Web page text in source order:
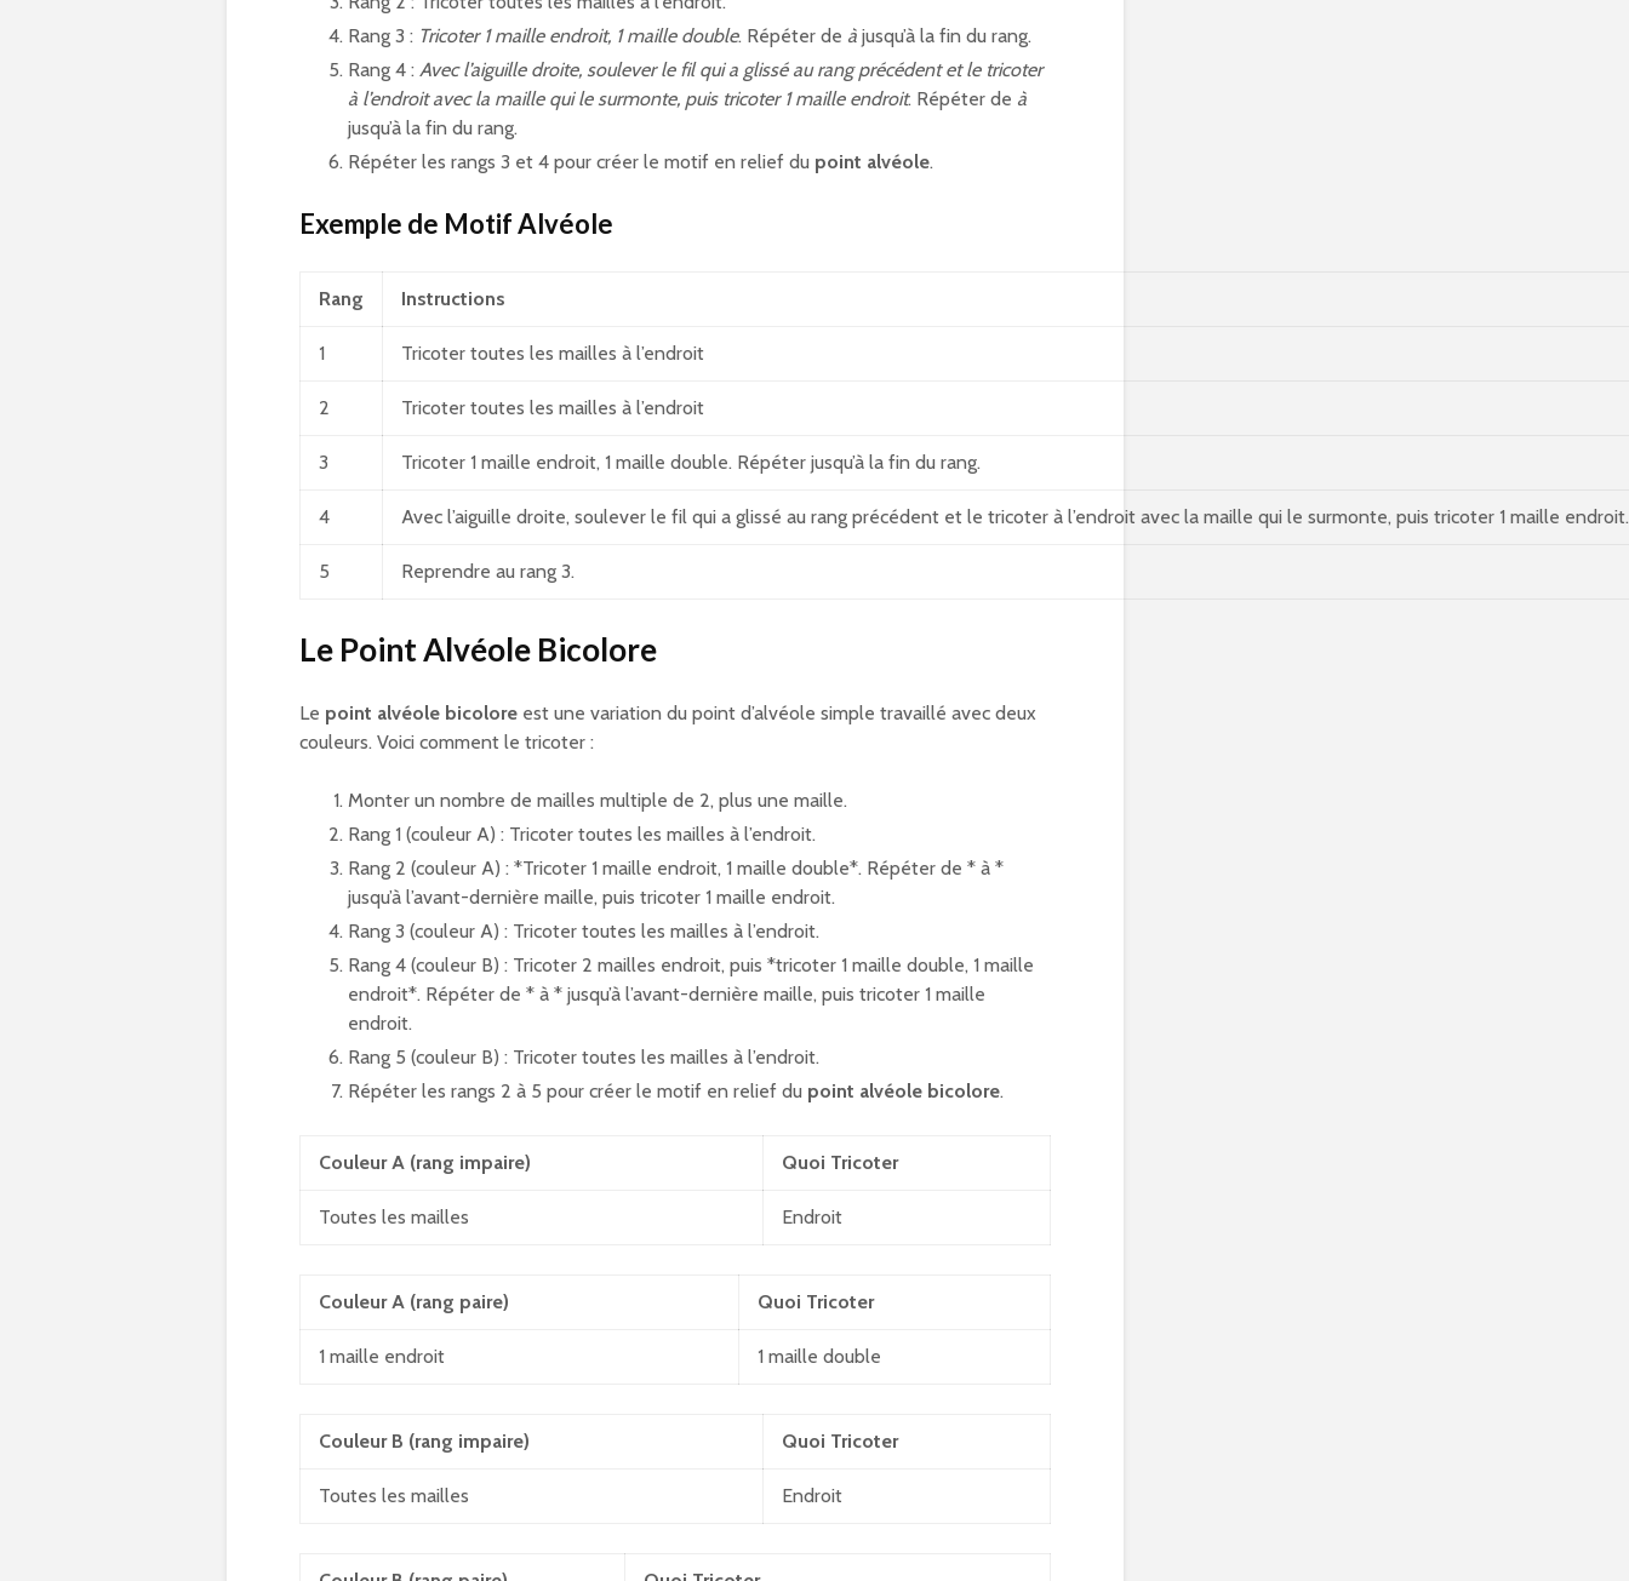
Rang 3 : Tricoter 1 maille endroit, 1 maille double. Répéter de à jusqu’à la fin du rang.
Rang 4 : Avec l’aiguille droite, soulever le fil qui a glissé au rang précédent et le tricoter
à l’endroit avec la maille qui le surmonte, puis tricoter 1 maille endroit. Répéter de à
jusqu’à la fin du rang.
Répéter les rangs 3 et 4 pour créer le motif en relief du point alvéole.
Exemple de Motif Alvéole
Rang Instructions
1 Tricoter toutes les mailles à l’endroit
2 Tricoter toutes les mailles à l’endroit
3 Tricoter 1 maille endroit, 1 maille double. Répéter jusqu’à la fin du rang.
4 Avec l’aiguille droite, soulever le fil qui a glissé au rang précédent et le tricoter à l’endroit avec la maille qui le surmonte, puis tricoter 1 maille
5 Reprendre au rang 3.
Le Point Alvéole Bicolore
Le point alvéole bicolore est une variation du point d’alvéole simple travaillé avec deux
couleurs. Voici comment le tricoter :
Monter un nombre de mailles multiple de 2, plus une maille.
Rang 1 (couleur A) : Tricoter toutes les mailles à l’endroit.
Rang 2 (couleur A) : *Tricoter 1 maille endroit, 1 maille double*. Répéter de * à *
jusqu’à l’avant-dernière maille, puis tricoter 1 maille endroit.
Rang 3 (couleur A) : Tricoter toutes les mailles à l’endroit.
Rang 4 (couleur B) : Tricoter 2 mailles endroit, puis *tricoter 1 maille double, 1 maille
endroit*. Répéter de * à * jusqu’à l’avant-dernière maille, puis tricoter 1 maille
endroit.
Rang 5 (couleur B) : Tricoter toutes les mailles à l’endroit.
Répéter les rangs 2 à 5 pour créer le motif en relief du point alvéole bicolore.
Couleur A (rang impaire) Quoi Tricoter
Toutes les mailles Endroit
Couleur A (rang paire) Quoi Tricoter
1 maille endroit 1 maille double
Couleur B (rang impaire) Quoi Tricoter
Toutes les mailles Endroit